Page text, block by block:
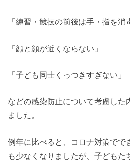
「練習・競技の前後は手・指を消
「顔と顔が近くならない」
「子ども同士くっつきすぎない」
などの感染防止について考慮した
ました。
例年に比べると、コロナ対策でで
も少なくなりましたが、子どもた